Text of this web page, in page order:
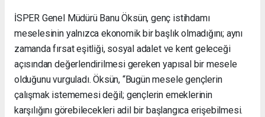
İSPER Genel Müdürü Banu Öksün, genç istihdamı
meselesinin yalnızca ekonomik bir başlık olmadığını; aynı
zamanda fırsat eşitliği, sosyal adalet ve kent geleceği
açısından değerlendirilmesi gereken yapısal bir mesele
olduğunu vurguladı. Öksün, “Bugün mesele gençlerin
çalışmak istememesi değil; gençlerin emeklerinin
karşılığını görebilecekleri adil bir başlangıca erişebilmesi.